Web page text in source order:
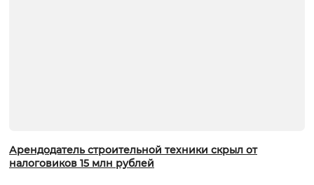
Арендодатель строительной техники скрыл от
налоговиков 15 млн рублей